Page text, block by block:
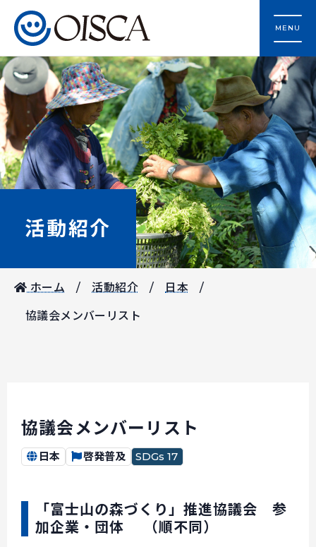
MENU
活動紹介
ホーム 活動紹介 日本
協議会メンバーリスト
協議会メンバーリスト
日本 啓発普及 SDGs 17
「富士山の森づくり」推進協議会 参
加企業・団体 （順不同）